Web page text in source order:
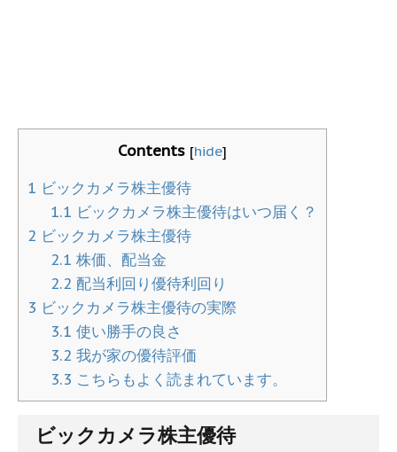
Contents [hide]
1 ビックカメラ株主優待
1.1 ビックカメラ株主優待はいつ届く？
2 ビックカメラ株主優待
2.1 株価、配当金
2.2 配当利回り優待利回り
3 ビックカメラ株主優待の実際
3.1 使い勝手の良さ
3.2 我が家の優待評価
3.3 こちらもよく読まれています。
ビックカメラ株主優待